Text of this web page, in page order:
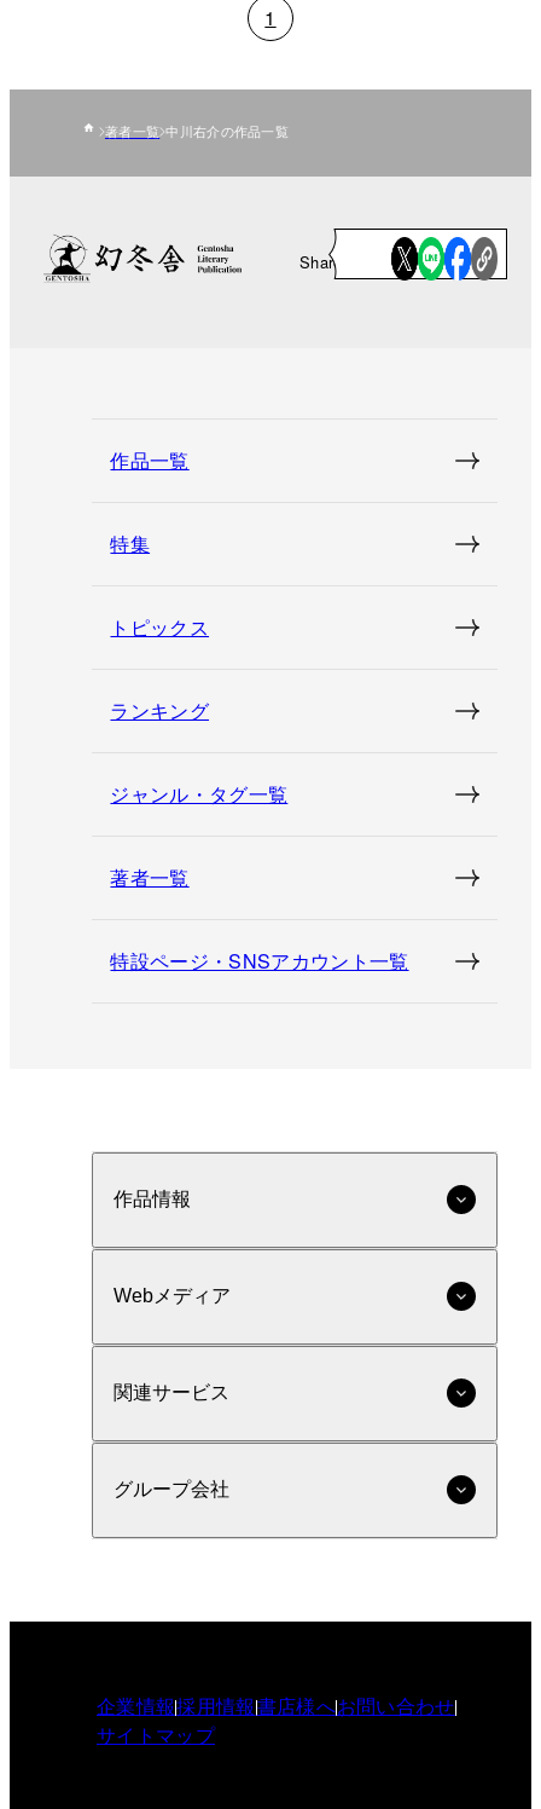
1
著者一覧 中川右介の作品一覧
Share
作品一覧
特集
トピックス
ランキング
ジャンル・タグ一覧
著者一覧
特設ページ・SNSアカウント一覧
作品情報
Webメディア
関連サービス
グループ会社
企業情報採用情報書店様へお問い合わせ
サイトマップ